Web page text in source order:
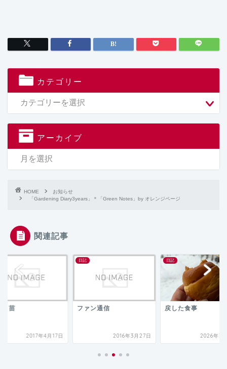
カテゴリー
アーカイブ
HOME
お知らせ
「Gardening Diary3years」＊「Green Notes」by オレンジページ
関連記事
ト苗
2017年4月17日
日記
ファン通信
2016年3月27日
日記
戻した食事
2026年3